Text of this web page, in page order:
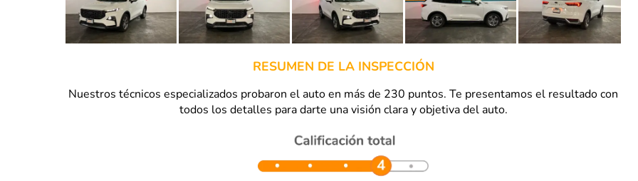
RESUMEN DE LA INSPECCIÓN
Nuestros técnicos especializados probaron el auto en más de 230 puntos. Te presentamos el resultado con
todos los detalles para darte una visión clara y objetiva del auto.